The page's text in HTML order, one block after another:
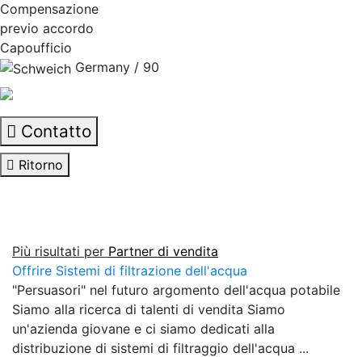
Compensazione
previo accordo
Capoufficio
Germany / 90
Contatto
Ritorno
Più risultati per Partner di vendita
Offrire Sistemi di filtrazione dell'acqua
"Persuasori" nel futuro argomento dell'acqua potabile
Siamo alla ricerca di talenti di vendita Siamo
un'azienda giovane e ci siamo dedicati alla
distribuzione di sistemi di filtraggio dell'acqua ...